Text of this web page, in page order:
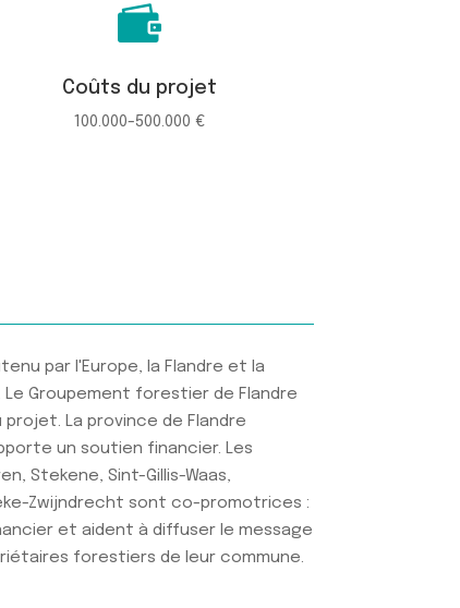

Coûts du projet
100.000-500.000 €
par l'Europe, la Flandre et la
Groupement forestier de Flandre
La province de Flandre
un soutien financier. Les
Stekene, Sint-Gillis-Waas,
Zwijndrecht sont co-promotrices :
et aident à diffuser le message
forestiers de leur commune.